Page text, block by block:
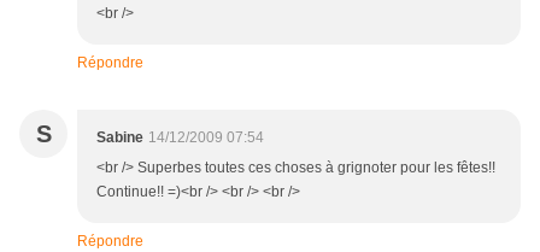
<br />
Répondre
S Sabine 14/12/2009 07:54
<br /> Superbes toutes ces choses à grignoter pour les fêtes!!
Continue!! =)<br /> <br /> <br />
Répondre